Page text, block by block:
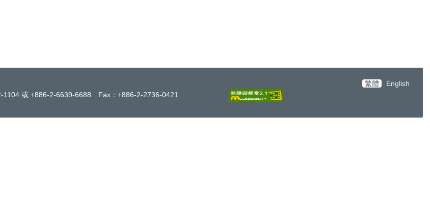
繁體
English
2732-1104 或 +886-2-6639-6688 Fax：+886-2-2736-0421